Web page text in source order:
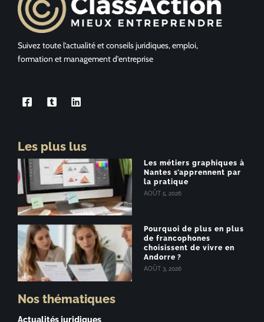
Suivez toute l’actualité et conseils juridiques, emploi,
formation et management d’entreprise
Les plus lus
Les métiers graphiques à
Nantes s’apprennent par
la pratique
AOÛT 5, 2026
Pourquoi de plus en plus
de francophones
choisissent de vivre en
Andorre ?
AOÛT 3, 2026
Nos thématiques
Actualités juridiques